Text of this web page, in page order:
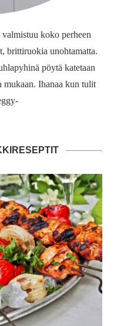
koko perheen
brittiruokia unohtamatta.
pöytä katetaan
mukaan. Ihanaa kun tulit